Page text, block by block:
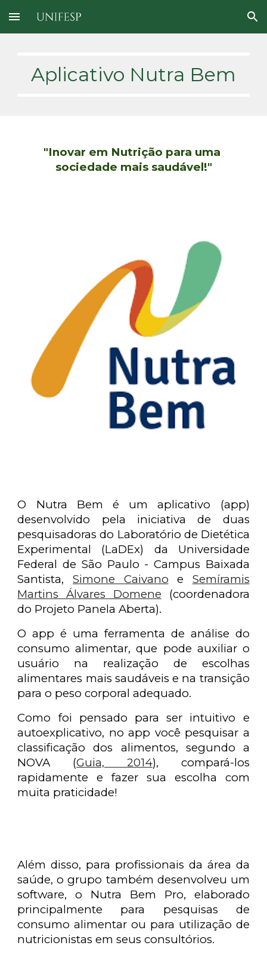
Skip to main content Skip to navigation
Aplicativo Nutra Bem
"Inovar em Nutrição para uma
sociedade mais saudável!"
O Nutra Bem é um aplicativo (app)
desenvolvido pela iniciativa de duas
pesquisadoras do Laboratório de Dietética
Experimental (LaDEx) da Universidade
Federal de São Paulo - Campus Baixada
Santista, Simone Caivano e Semíramis
Martins Álvares Domene (coordenadora
do Projeto Panela Aberta).
O app é uma ferramenta de análise do
consumo alimentar, que pode auxiliar o
usuário na realização de escolhas
alimentares mais saudáveis e na transição
para o peso corporal adequado.
Como foi pensado para ser intuitivo e
autoexplicativo, no app você pesquisar a
classificação dos alimentos, segundo a
NOVA (Guia, 2014), compará-los
rapidamente e fazer sua escolha com
muita praticidade!
Além disso, para profissionais da área da
saúde, o grupo também desenvolveu um
software, o Nutra Bem Pro, elaborado
principalmente para pesquisas de
consumo alimentar ou para utilização de
nutricionistas em seus consultórios.